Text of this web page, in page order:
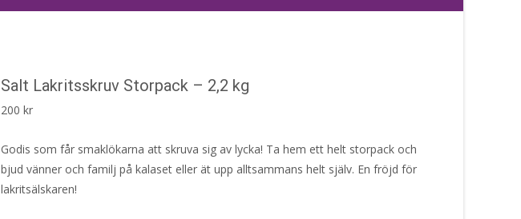
Salt Lakritsskruv Storpack – 2,2 kg
200 kr
Godis som får smaklökarna att skruva sig av lycka! Ta hem ett helt storpack och
bjud vänner och familj på kalaset eller ät upp alltsammans helt själv. En fröjd för
lakritsälskaren!